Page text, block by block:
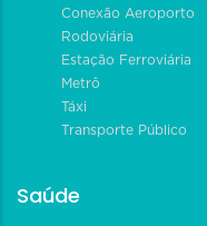
Conexão Aeroporto
Rodoviária
Estação Ferroviária
Metrô
Táxi
Transporte Público
Saúde